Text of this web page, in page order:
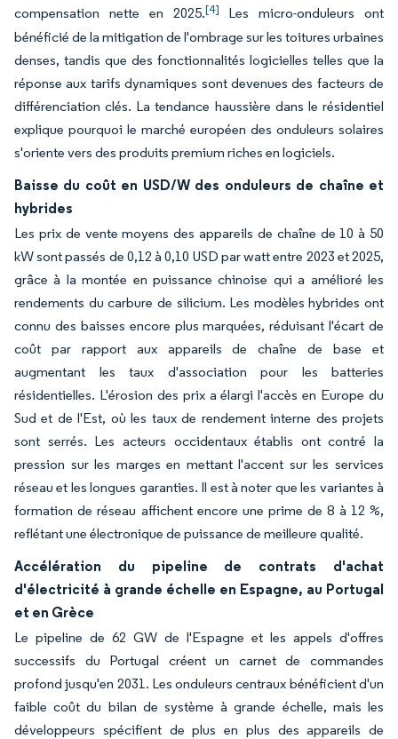
compensation nette en 2025.[4] Les micro-onduleurs ont
bénéficié de la mitigation de l'ombrage sur les toitures urbaines
denses, tandis que des fonctionnalités logicielles telles que la
réponse aux tarifs dynamiques sont devenues des facteurs de
différenciation clés. La tendance haussière dans le résidentiel
explique pourquoi le marché européen des onduleurs solaires
s'oriente vers des produits premium riches en logiciels.
Baisse du coût en USD/W des onduleurs de chaîne et
hybrides
Les prix de vente moyens des appareils de chaîne de 10 à 50
kW sont passés de 0,12 à 0,10 USD par watt entre 2023 et 2025,
grâce à la montée en puissance chinoise qui a amélioré les
rendements du carbure de silicium. Les modèles hybrides ont
connu des baisses encore plus marquées, réduisant l'écart de
coût par rapport aux appareils de chaîne de base et
augmentant les taux d'association pour les batteries
résidentielles. L'érosion des prix a élargi l'accès en Europe du
Sud et de l'Est, où les taux de rendement interne des projets
sont serrés. Les acteurs occidentaux établis ont contré la
pression sur les marges en mettant l'accent sur les services
réseau et les longues garanties. Il est à noter que les variantes à
formation de réseau affichent encore une prime de 8 à 12 %,
reflétant une électronique de puissance de meilleure qualité.
Accélération du pipeline de contrats d'achat
d'électricité à grande échelle en Espagne, au Portugal
et en Grèce
Le pipeline de 62 GW de l'Espagne et les appels d'offres
successifs du Portugal créent un carnet de commandes
profond jusqu'en 2031. Les onduleurs centraux bénéficient d'un
faible coût du bilan de système à grande échelle, mais les
développeurs spécifient de plus en plus des appareils de